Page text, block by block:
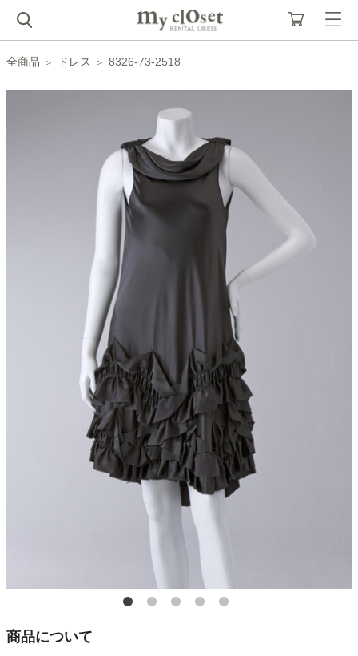
全商品 ドレス 8326-73-2518
商品について